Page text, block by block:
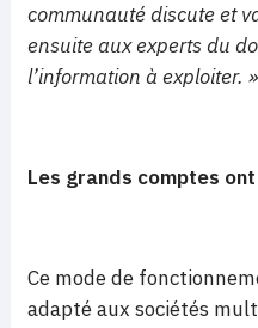
communauté discute et
ensuite aux experts du
l’information à exploiter. »
Les grands comptes
Ce mode de
adapté aux sociétés